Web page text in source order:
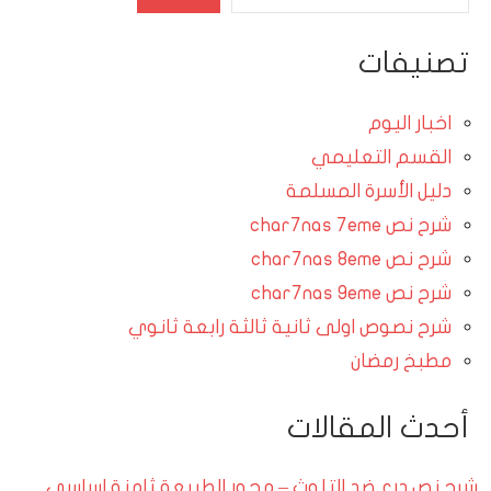
تصنيفات
اخبار اليوم
القسم التعليمي
دليل الأسرة المسلمة
شرح نص char7nas 7eme
شرح نص char7nas 8eme
شرح نص char7nas 9eme
شرح نصوص اولى ثانية ثالثة رابعة ثانوي
مطبخ رمضان
أحدث المقالات